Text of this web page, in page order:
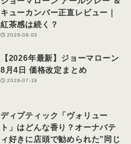
キューカンバー正直レビュー｜
紅茶感は続く？
2026-08-03
【2026年最新】ジョーマローン
8月4日 価格改定まとめ
2026-07-19
ディプティック「ヴォリュー
ト」はどんな香り？オーナバテ
ィ好きに店頭で勧められた”同じ